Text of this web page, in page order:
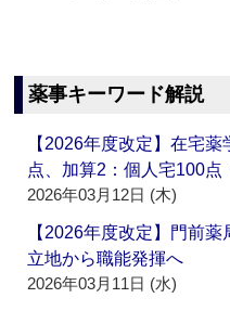
薬事キーワード解説
【2026年度改定】在宅
点、加算2：個人宅100
2026年03月12日 (木)
【2026年度改定】門前
立地から職能発揮へ
2026年03月11日 (水)